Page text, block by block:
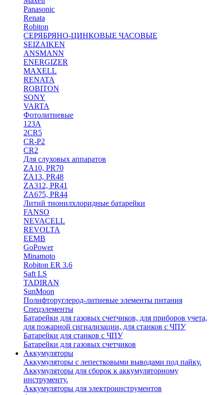
Panasonic
Renata
Robiton
СЕРЯБРЯНО-ЦИНКОВЫЕ ЧАСОВЫЕ
SEIZAIKEN
ANSMANN
ENERGIZER
MAXELL
RENATA
ROBITON
SONY
VARTA
Фотолитиевые
123A
2CR5
CR-P2
CR2
Для слуховых аппаратов
ZA10, PR70
ZA13, PR48
ZA312, PR41
ZA675, PR44
Литий тионилхлоридные батарейки
FANSO
NEVACELL
REVOLTA
EEMB
GoPower
Minamoto
Robiton ER 3.6
Saft LS
TADIRAN
SunMoon
Полифторуглерод-литиевые элементы питания
Спецэлементы
Батарейки для газовых счетчиков, для приборов учета,
для пожарной сигнализации, для станков с ЧПУ
Батарейки для станков с ЧПУ
Батарейки для газовых счетчиков
Аккумуляторы
Аккумуляторы с лепестковыми выводами под пайку.
Аккумуляторы для сборок к аккумуляторному
инструменту.
Аккумуляторы для электроинструментов